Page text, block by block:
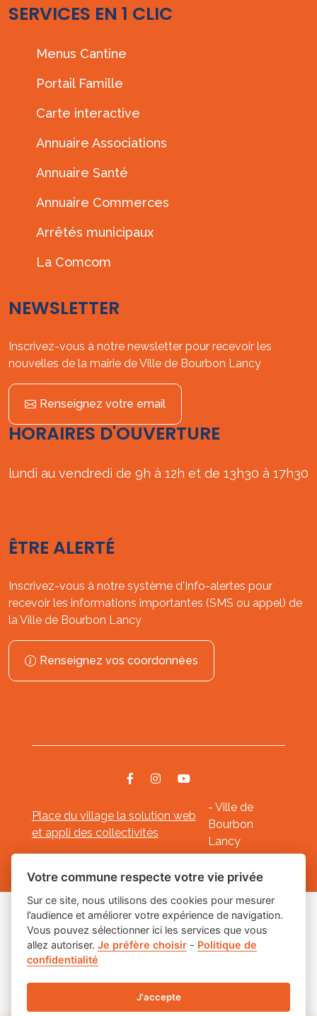
SERVICES EN 1 CLIC
Menus Cantine
Portail Famille
Carte interactive
Annuaire Associations
Annuaire Santé
Annuaire Commerces
Arrêtés municipaux
La Comcom
NEWSLETTER
Inscrivez-vous à notre newsletter pour recevoir les
nouvelles de la mairie de Ville de Bourbon Lancy
Renseignez votre email
HORAIRES D'OUVERTURE
lundi au vendredi de 9h à 12h et de 13h30 à 17h30
ÊTRE ALERTÉ
Inscrivez-vous à notre système d'Info-alertes pour
recevoir les informations importantes (SMS ou appel) de
la Ville de Bourbon Lancy
Renseignez vos coordonnées
Place du village la solution web
et appli des collectivités
- Ville de
Bourbon
Lancy
Mentions légales-- Gestion des cookies
Les labels
Votre commune respecte votre vie privée
Sur ce site, nous utilisons des cookies pour mesurer
l’audience et améliorer votre expérience de navigation.
Vous pouvez sélectionner ici les services que vous
allez autoriser.Je préfère choisir - Politique de
confidentialité
J'accepte